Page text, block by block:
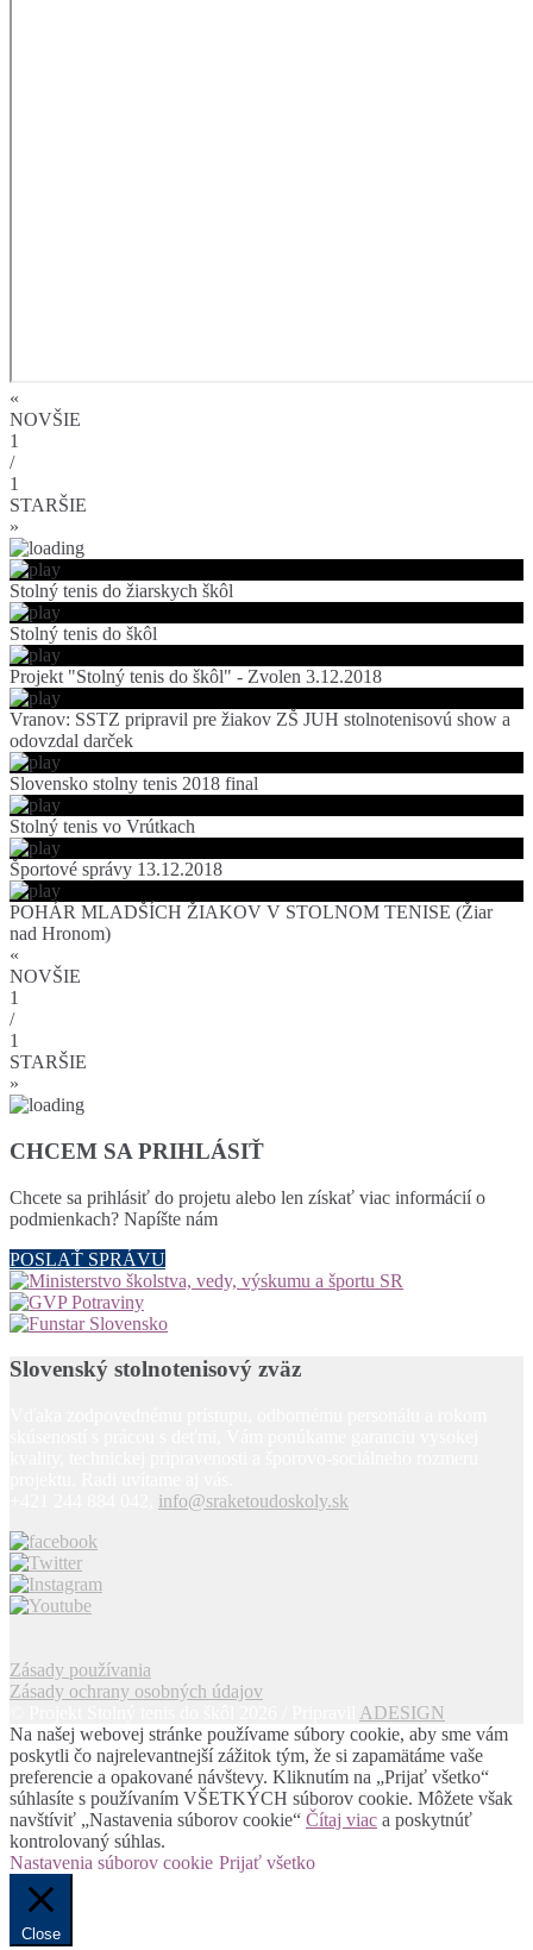
«
NOVŠIE
1
/
1
STARŠIE
»
Stolný tenis do žiarskych škôl
Stolný tenis do škôl
Projekt "Stolný tenis do škôl" - Zvolen 3.12.2018
Vranov: SSTZ pripravil pre žiakov ZŠ JUH stolnotenisovú show a
odovzdal darček
Slovensko stolny tenis 2018 final
Stolný tenis vo Vrútkach
Športové správy 13.12.2018
POHÁR MLADŠÍCH ŽIAKOV V STOLNOM TENISE (Žiar
nad Hronom)
«
NOVŠIE
1
/
1
STARŠIE
»
CHCEM SA PRIHLÁSIŤ
Chcete sa prihlásiť do projetu alebo len získať viac informácií o
podmienkach? Napíšte nám
POSLAŤ SPRÁVU
Slovenský stolnotenisový zväz
info@sraketoudoskoly.sk
Zásady používania
Zásady ochrany osobných údajov
ADESIGN
Na našej webovej stránke používame súbory cookie, aby sme vám
poskytli čo najrelevantnejší zážitok tým, že si zapamätáme vaše
preferencie a opakované návštevy. Kliknutím na „Prijať všetko“
súhlasíte s používaním VŠETKÝCH súborov cookie. Môžete však
navštíviť „Nastavenia súborov cookie“ Čítaj viac a poskytnúť
kontrolovaný súhlas.
Nastavenia súborov cookie Prijať všetko
Close